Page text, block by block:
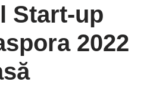
Start-up
2022